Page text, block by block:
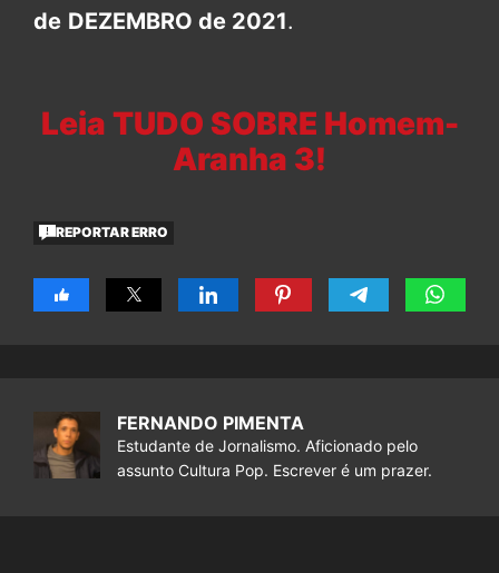
de DEZEMBRO de 2021.
Leia TUDO SOBRE Homem-
Aranha 3!
REPORTAR ERRO
FERNANDO PIMENTA
Estudante de Jornalismo. Aficionado pelo
assunto Cultura Pop. Escrever é um prazer.